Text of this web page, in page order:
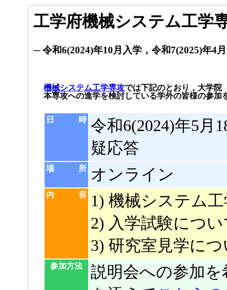
工学府機械システム工学
─ 令和6(2024)年10月入学，令和7(2025)年4
機械システム工学専攻では下記のとおり，大学院
本専攻への進学を検討している学外の皆様の参加
日 時 令和6(2024)年5月
疑応答
場 所 オンライン
内 容 1) 機械システム
2) 入学試験につ
3) 研究室見学に
参加方法
説明会への参加